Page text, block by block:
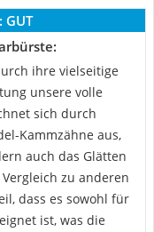
GUT
ihre vielseitige
unsere volle
sich durch
Kammzähne aus,
auch das Glätten
zu anderen
dass es sowohl für
ist, was die